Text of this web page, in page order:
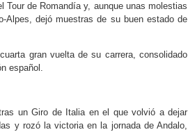
de Romandía y, aunque unas molestias
Alpes, dejó muestras de su buen estado de
gran vuelta de su carrera, consolidado
español.
un Giro de Italia en el que volvió a dejar
y rozó la victoria en la jornada de Andalo,